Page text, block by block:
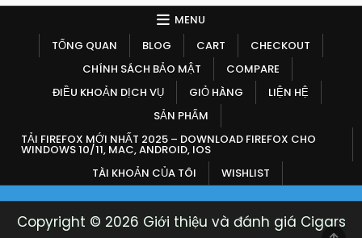
MENU
TỔNG QUAN
BLOG CART
CHECKOUT
CHÍNH SÁCH BẢO MẬT
COMPARE
ĐIỀU KHOẢN DỊCH VỤ
GIỎ HÀNG
LIỆN HỆ
SẢN PHẨM
TẢI FIREFOX MỚI NHẤT 2025 – DOWNLOAD FIREFOX CHO
WINDOWS 10/11, MAC, ANDROID, IOS
TÀI KHOẢN CỦA TÔI
WISHLIST
Copyright © 2026 Giới thiệu và đánh giá Cigars